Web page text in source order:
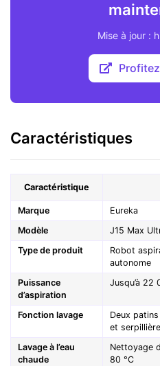
Mise à jour :
Caractéristiques
Caractéristique
Marque
Eureka
Modèle
J15 Max
Type de produit
Robot
autonome
Puissance
d’aspiration
Jusqu’à 22
Fonction lavage
Deux
et
Lavage à l’eau
chaude
Nettoyage
80 °C